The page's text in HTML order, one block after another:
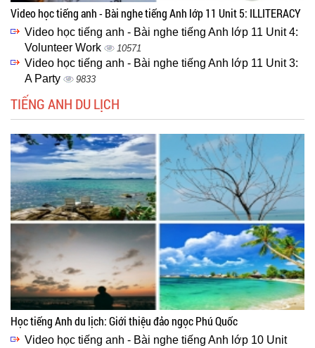
Video học tiếng anh - Bài nghe tiếng Anh lớp 11 Unit 5: ILLITERACY
Video học tiếng anh - Bài nghe tiếng Anh lớp 11 Unit 4:
Volunteer Work
10571
Video học tiếng anh - Bài nghe tiếng Anh lớp 11 Unit 3:
A Party
9833
TIẾNG ANH DU LỊCH
Học tiếng Anh du lịch: Giới thiệu đảo ngọc Phú Quốc
Video học tiếng anh - Bài nghe tiếng Anh lớp 10 Unit